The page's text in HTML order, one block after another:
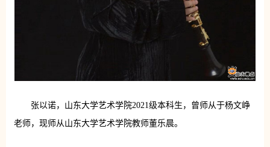
张以诺，山东大学艺术学院2021级本科生，曾师从于杨文峥
老师，现师从山东大学艺术学院教师董乐晨。